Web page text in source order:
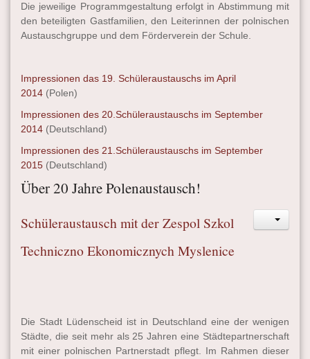
Die jeweilige Programmgestaltung erfolgt in Abstimmung mit
den beteiligten Gastfamilien, den Leiterinnen der polnischen
Austauschgruppe und dem Förderverein der Schule.
Impressionen das 19. Schüleraustauschs im April
2014 (Polen)
Impressionen des 20.Schüleraustauschs im September
2014 (Deutschland)
Impressionen des 21.Schüleraustauschs im September
2015 (Deutschland)
Über 20 Jahre Polenaustausch!
Schüleraustausch mit der Zespol Szkol
Techniczno Ekonomicznych Myslenice
Die Stadt Lüdenscheid ist in Deutschland eine der wenigen
Städte, die seit mehr als 25 Jahren eine Städtepartnerschaft
mit einer polnischen Partnerstadt pflegt. Im Rahmen dieser